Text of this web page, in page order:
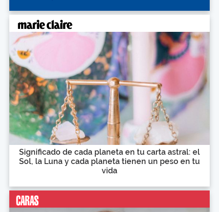
Significado de cada planeta en tu carta astral: el
Sol, la Luna y cada planeta tienen un peso en tu
vida